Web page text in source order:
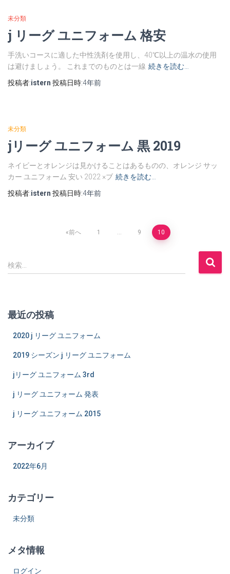
未分類
j リーグ ユニフォーム 格安
手洗いコースに適した中性洗剤を使用し、40℃以上の温水の使用
は避けましょう。 これまでのものとは一線 続きを読む…
投稿者:istern 投稿日時:4年前
未分類
jリーグ ユニフォーム 黒 2019
ネイビーとオレンジは見かけることはあるものの、オレンジ サッ
カー ユニフォーム 安い 2022 ×ブ 続きを読む…
投稿者:istern 投稿日時:4年前
稿
ー
ジ
送
り
前へ 1 … 9 10
検
索
検索…
最近の投稿
2020 j リーグ ユニフォーム
2019 シーズン j リーグ ユニフォーム
jリーグ ユニフォーム 3rd
j リーグ ユニフォーム 発表
j リーグ ユニフォーム 2015
アーカイブ
2022年6月
カテゴリー
未分類
メタ情報
ログイン